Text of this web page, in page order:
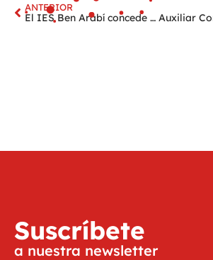
ANTERIOR
El IES Ben Arabí concede a Pupaclown el “Premio Jacinto Alcaraz Mellado por su trabajo en favor de la solidaridad, la tolerancia y la convivencia
Suscríbete
a nuestra newsletter